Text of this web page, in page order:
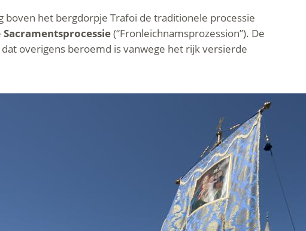
het bergdorpje Trafoi de traditionele processie
Sacramentsprocessie(“Fronleichnamsprozession”). De
dat overigens beroemd is vanwege het rijk versierde